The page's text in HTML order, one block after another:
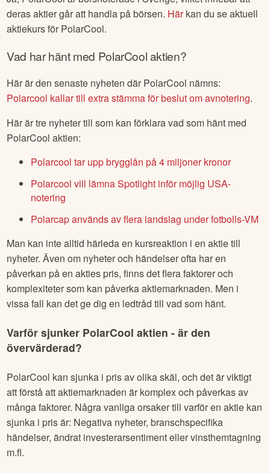
deras aktier går att handla på börsen. Härkan du se aktuell
aktiekurs för PolarCool.
Vad har hänt med PolarCoolaktien?
Här är den senaste nyheten där PolarCool nämns:
Polarcool kallar till extra stämma för beslut om avnotering.
Här är tre nyheter till som kan förklara vad som hänt med
PolarCool aktien:
Polarcool tar upp brygglån på 4 miljoner kronor
Polarcool vill lämna Spotlight inför möjlig USA-
notering
Polarcap används av flera landslag under fotbolls-VM
Man kan inte alltid härleda en kursreaktion i en aktie till
nyheter. Även om nyheter och händelser ofta har en
påverkan på en akties pris, finns det flera faktorer och
komplexiteter som kan påverka aktiemarknaden. Men i
vissa fall kan det ge dig en ledtråd till vad som hänt.
Varför sjunker PolarCool aktien - är den
övervärderad?
PolarCool kan sjunka i pris av olika skäl, och det är viktigt
att förstå att aktiemarknaden är komplex och påverkas av
många faktorer. Några vanliga orsaker till varför en aktie kan
sjunka i pris är: Negativa nyheter, branschspecifika
händelser, ändrat investerarsentiment eller vinsthemtagning
m.fl.